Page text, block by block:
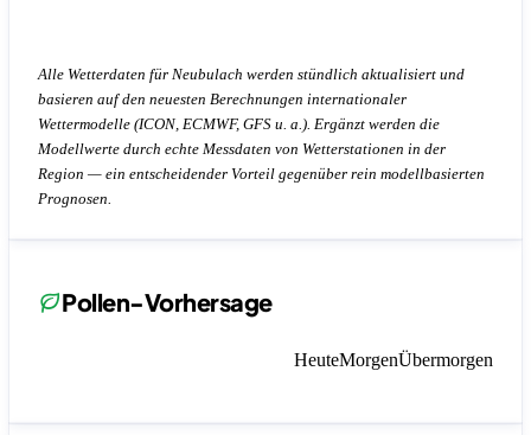
Alle Wetterdaten für Neubulach werden stündlich aktualisiert und
basieren auf den neuesten Berechnungen internationaler
Wettermodelle (ICON, ECMWF, GFS u. a.). Ergänzt werden die
Modellwerte durch echte Messdaten von Wetterstationen in der
Region — ein entscheidender Vorteil gegenüber rein modellbasierten
Prognosen.
Pollen-Vorhersage
HeuteMorgenÜbermorgen